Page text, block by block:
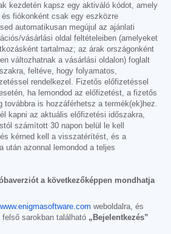
kezdetén kapsz egy aktiváló kódot, amely
fiókonként csak egy eszközre
automatikusan megújul az ajánlati
vásárlási oldal feltételeiben (amelyeket
tartalmaz; az árak országonként
változhatnak a vásárlási oldalon) foglalt
feltéve, hogy folyamatos,
rendelkezel. Fizetős előfizetéssel
ha lemondod az előfizetést, a fizetős
továbbra is hozzáférhetsz a termék(ek)hez.
kapni az aktuális előfizetési időszakra,
számított 30 napon belül le kell
kérned kell a visszatérítést, és a
után azonnal lemondod a teljes
a következőképpen mondhatja
www.enigmasoftware.com weboldalra, és
felső sarokban található „Bejelentkezés”